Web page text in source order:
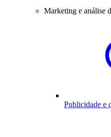
Marketing e análise
Publicidade e